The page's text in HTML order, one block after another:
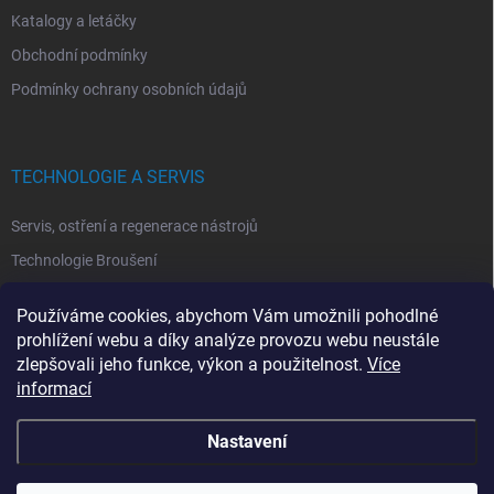
Používáme cookies, abychom Vám umožnili pohodlné
prohlížení webu a díky analýze provozu webu neustále
zlepšovali jeho funkce, výkon a použitelnost. Více
informací
Nastavení
Katalogy a letáčky
Obchodní podmínky
Podmínky ochrany osobních údajů
TECHNOLOGIE A SERVIS
Servis, ostření a regenerace nástrojů
Technologie Broušení
Technologie Laserová Ablace
Copyright 2026ITA TOOLS ČESKO. Všechna práva vyhrazena.Upravit